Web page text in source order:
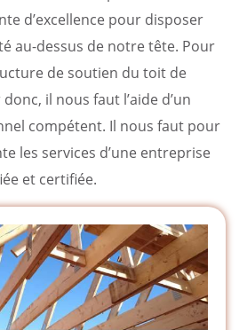
d’excellence pour disposer
au-dessus de notre tête. Pour
de soutien du toit de
il nous faut l’aide d’un
compétent. Il nous faut pour
les services d’une entreprise
et certifiée.